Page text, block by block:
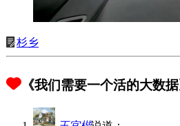
《我们需要一个活的大数
杉乡